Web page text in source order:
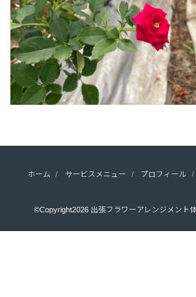
ホーム サービスメニュー プロフィール
©Copyright2026 出張フラワーアレンジメント